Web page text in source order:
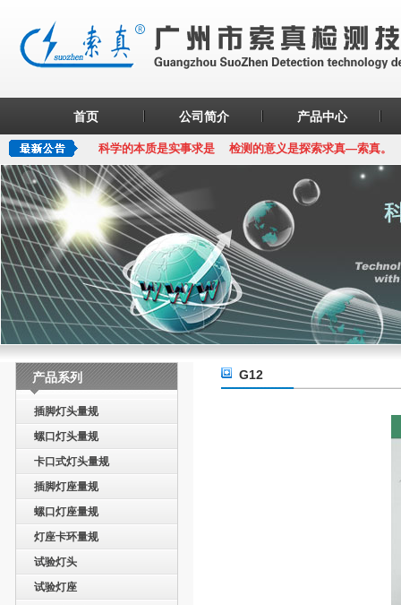
首页 公司简介 产品中心
科学的本质是实事求是 检测的意义是探索求真—索真。
产品系列
插脚灯头量规
螺口灯头量规
卡口式灯头量规
插脚灯座量规
螺口灯座量规
灯座卡环量规
试验灯头
试验灯座
G12